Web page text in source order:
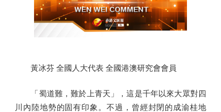
黃冰芬 全國人大代表 全國港澳研究會會員
「蜀道難，難於上青天」，這是千年以來大眾對四
川內陸地勢的固有印象。不過，曾經封閉的成渝桂地